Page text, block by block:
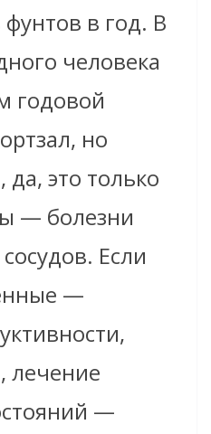
в год. В
человека
годовой
но
это только
— болезни
Если
—
лечение
—